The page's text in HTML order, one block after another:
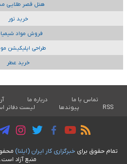
هتل قصر طلایی
خرید تور
فروش مواد
طراحی اپلیکیشن
خرید عطر
تماس با ما درباره ما
RSS
پیوندها لیست دفاتر
تمام حقوق برای خبرگزاری کار ايران (ايلنا)
منبع آزاد است.